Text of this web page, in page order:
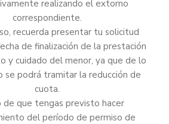
realizando el extorno
correspondiente.
recuerda presentar tu solicitud
de finalización de la prestación
y cuidado del menor, ya que de lo
se podrá tramitar la reducción de
cuota.
de que tengas previsto hacer
del período de permiso de